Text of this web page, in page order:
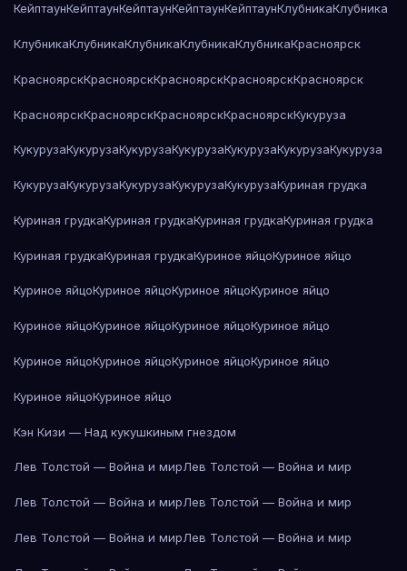
КейптаунКейптаунКейптаунКейптаунКейптаунКлубникаКлубника
КлубникаКлубникаКлубникаКлубникаКлубникаКрасноярск
КрасноярскКрасноярскКрасноярскКрасноярскКрасноярск
КрасноярскКрасноярскКрасноярскКрасноярскКукуруза
КукурузаКукурузаКукурузаКукурузаКукурузаКукурузаКукуруза
КукурузаКукурузаКукурузаКукурузаКукурузаКуриная грудка
Куриная грудкаКуриная грудкаКуриная грудкаКуриная грудка
Куриная грудкаКуриная грудкаКуриное яйцоКуриное яйцо
Куриное яйцоКуриное яйцоКуриное яйцоКуриное яйцо
Куриное яйцоКуриное яйцоКуриное яйцоКуриное яйцо
Куриное яйцоКуриное яйцоКуриное яйцоКуриное яйцо
Куриное яйцоКуриное яйцо
Кэн Кизи — Над кукушкиным гнездом
Лев Толстой — Война и мирЛев Толстой — Война и мир
Лев Толстой — Война и мирЛев Толстой — Война и мир
Лев Толстой — Война и мирЛев Толстой — Война и мир